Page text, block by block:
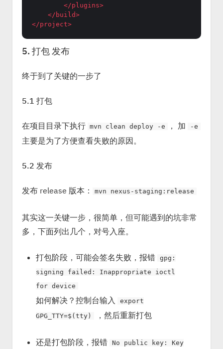
</plugins>
</ build>
</project>
5. 打包 发布
终于到了关键的一步了
5.1 打包
在项目目录下执行 mvn clean deploy -e ， 加 -e
主要是为了方便查看失败的原因。
5.2 发布
发布 release 版本： mvn nexus-staging:release
其实这一关键一步，很简单，但可能遇到的坑非常
多，下面列出几个，对号入座。
打包阶段，可能会签名失败，报错
gpg:
signing failed: Inappropriate ioctl
for device
如何解决？控制台输入
export
GPG_TTY=$(tty)
，然后重新打包
还是打包阶段，报错
No public key: Key